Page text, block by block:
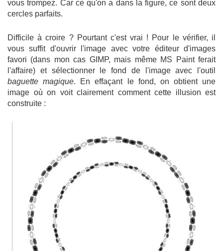
vous trompez. Car ce qu'on a dans la figure, ce sont deux
cercles parfaits.
Difficile à croire ? Pourtant c'est vrai ! Pour le vérifier, il
vous suffit d'ouvrir l'image avec votre éditeur d'images
favori (dans mon cas GIMP, mais même MS Paint ferait
l'affaire) et sélectionner le fond de l'image avec l'outil
baguette magique. En effaçant le fond, on obtient une
image où on voit clairement comment cette illusion est
construite :